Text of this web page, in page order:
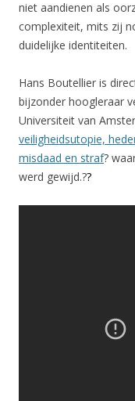
niet aandienen als
complexiteit, mits zij
duidelijke identiteiten.
Hans Boutellier is
bijzonder hoogleraar
Universiteit van
veiligheidsutopie,
misdaad en straf?
werd gewijd.??